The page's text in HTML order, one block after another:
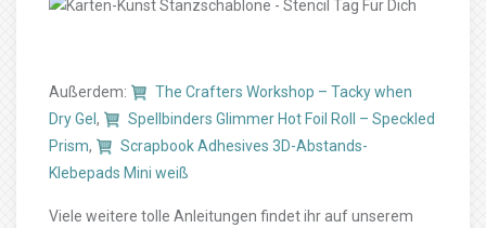
Außerdem:
The Crafters Workshop – Tacky when
Dry Gel ,
Spellbinders Glimmer Hot Foil Roll – Speckled
Prism,
Scrapbook Adhesives 3D-Abstands-
Klebepads Mini weiß
Viele weitere tolle Anleitungen findet ihr auf unserem